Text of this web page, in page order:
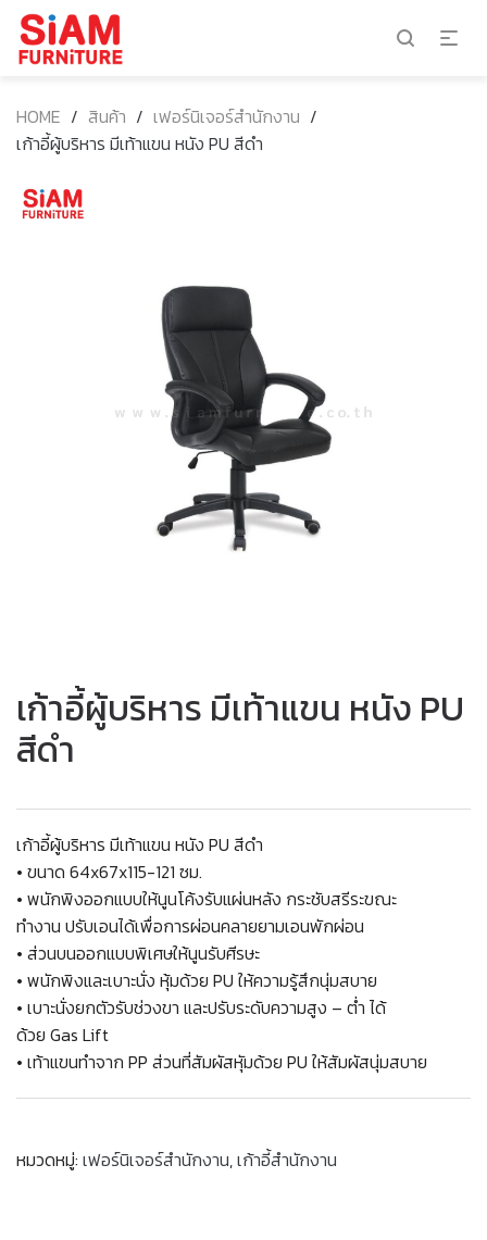
HOME / สินค้า / เฟอร์นิเจอร์สำนักงาน /
เก้าอี้ผู้บริหาร มีเท้าแขน หนัง PU สีดำ
เก้าอี้ผู้บริหาร มีเท้าแขน หนัง PU
สีดำ
เก้าอี้ผู้บริหาร มีเท้าแขน หนัง PU สีดำ
• ขนาด 64x67x115-121 ซม.
• พนักพิงออกแบบให้นูนโค้งรับแผ่นหลัง กระชับสรีระขณะ
ทำงาน ปรับเอนได้เพื่อการผ่อนคลายยามเอนพักผ่อน
• ส่วนบนออกแบบพิเศษให้นูนรับศีรษะ
• พนักพิงและเบาะนั่ง หุ้มด้วย PU ให้ความรู้สึกนุ่มสบาย
• เบาะนั่งยกตัวรับช่วงขา และปรับระดับความสูง – ต่ำ ได้
ด้วย Gas Lift
• เท้าแขนทำจาก PP ส่วนที่สัมผัสหุัมด้วย PU ให้สัมผัสนุ่มสบาย
หมวดหมู่: เฟอร์นิเจอร์สำนักงาน,เก้าอี้สำนักงาน